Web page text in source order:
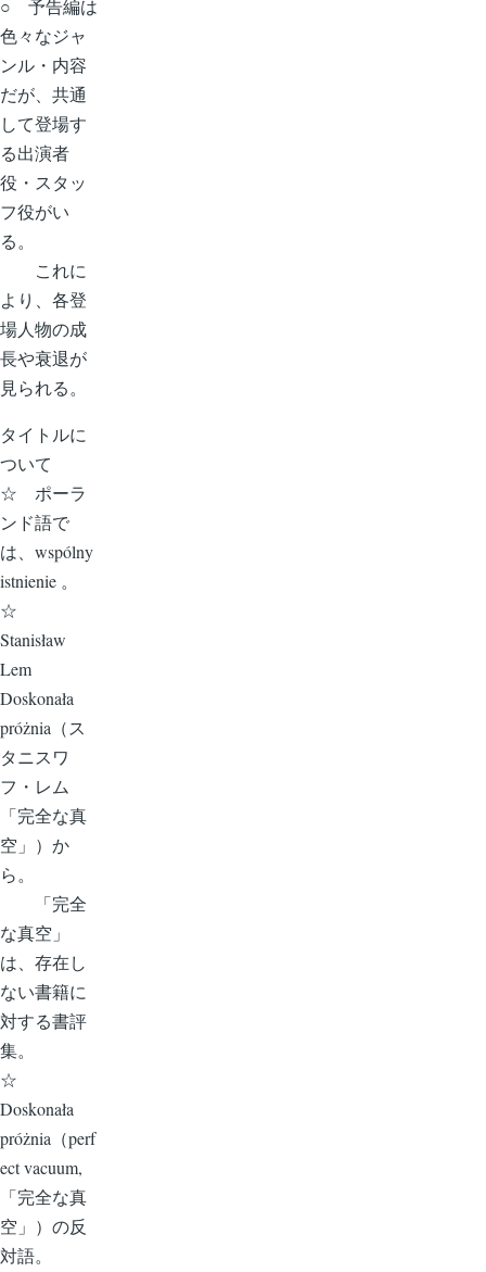
○ 予告編は
色々なジャ
ンル・内容
だが、共通
して登場す
る出演者
役・スタッ
フ役がい
る。
これに
より、各登
場人物の成
長や衰退が
見られる。
タイトルに
ついて
☆ ポーラ
ンド語で
は、wspólny
istnienie 。
☆
Stanisław
Lem
Doskonała
próżnia（ス
タニスワ
フ・レム
「完全な真
空」）か
ら。
「完全
な真空」
は、存在し
ない書籍に
対する書評
集。
☆
Doskonała
próżnia（perf
ect vacuum,
「完全な真
空」）の反
対語。